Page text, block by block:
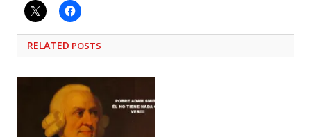
RELATED POSTS